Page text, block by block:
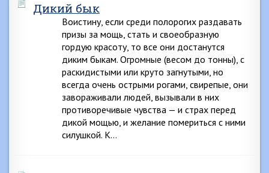
Дикий бык
Воистину, если среди полорогих раздавать
призы за мощь, стать и своеобразную
гордую красоту, то все они достанутся
диким быкам. Огромные (весом до тонны), с
раскидистыми или круто загнутыми, но
всегда очень острыми рогами, свирепые, они
завораживали людей, вызывали в них
противоречивые чувства — и страх перед
дикой мощью, и желание помериться с ними
силушкой. К…